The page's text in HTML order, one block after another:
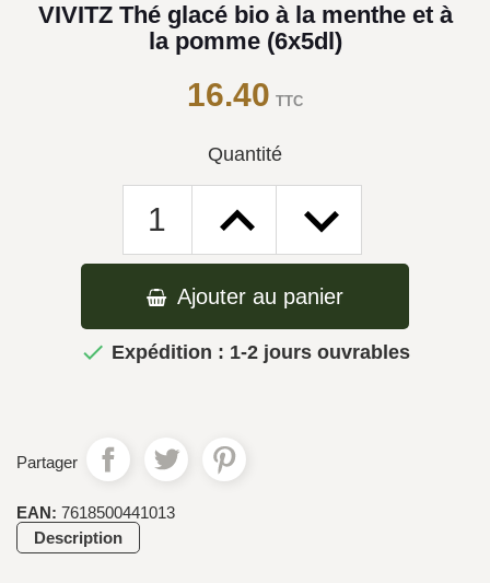
VIVITZ Thé glacé bio à la menthe et à
la pomme (6x5dl)
16.40 TTC
Quantité
Ajouter au panier
 Expédition : 1-2 jours ouvrables
Partager
EAN: 7618500441013
Description